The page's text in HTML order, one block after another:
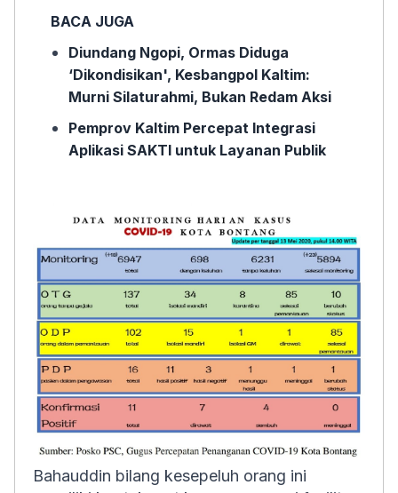
BACA JUGA
Diundang Ngopi, Ormas Diduga
‘Dikondisikan', Kesbangpol Kaltim:
Murni Silaturahmi, Bukan Redam Aksi
Pemprov Kaltim Percepat Integrasi
Aplikasi SAKTI untuk Layanan Publik
Bahauddin bilang kesepeluh orang ini